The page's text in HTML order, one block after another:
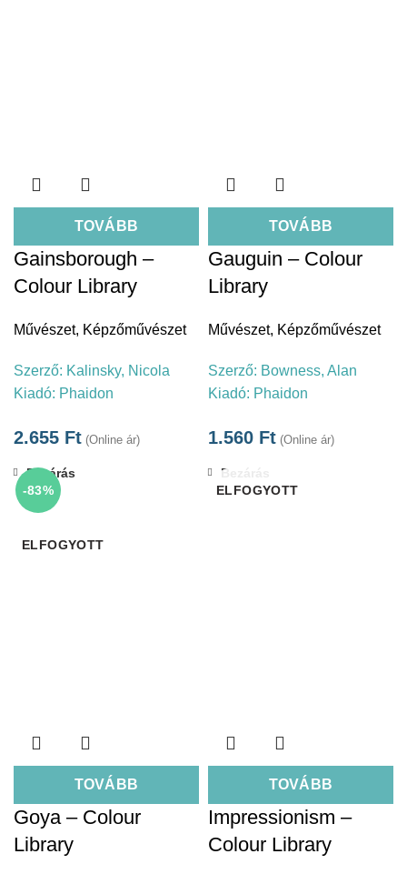
TOVÁBB
Gainsborough –
Colour Library
Művészet, Képzőművészet
Szerző: Kalinsky, Nicola
Kiadó: Phaidon
2.655 Ft (Online ár)
TOVÁBB
Gauguin – Colour
Library
Művészet, Képzőművészet
Szerző: Bowness, Alan
Kiadó: Phaidon
1.560 Ft (Online ár)
-83%
ELFOGYOTT
TOVÁBB
Bezárás
Goya – Colour
Library
ELFOGYOTT
TOVÁBB
Bezárás
Impressionism –
Colour Library